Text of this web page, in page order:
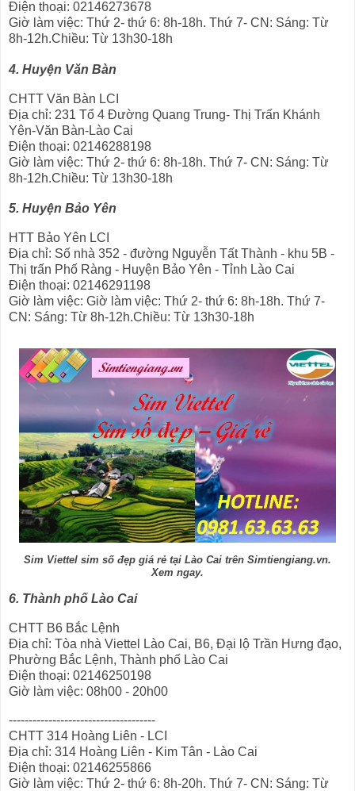
Điện thoại: 02146273678
Giờ làm việc: Thứ 2- thứ 6: 8h-18h. Thứ 7- CN: Sáng: Từ
8h-12h.Chiều: Từ 13h30-18h
4. Huyện Văn Bàn
CHTT Văn Bàn LCI
Địa chỉ: 231 Tổ 4 Đường Quang Trung- Thị Trấn Khánh
Yên-Văn Bàn-Lào Cai
Điện thoại: 02146288198
Giờ làm việc: Thứ 2- thứ 6: 8h-18h. Thứ 7- CN: Sáng: Từ
8h-12h.Chiều: Từ 13h30-18h
5. Huyện Bảo Yên
HTT Bảo Yên LCI
Địa chỉ: Số nhà 352 - đường Nguyễn Tất Thành - khu 5B -
Thị trấn Phố Ràng - Huyện Bảo Yên - Tỉnh Lào Cai
Điện thoại: 02146291198
Giờ làm việc: Giờ làm việc: Thứ 2- thứ 6: 8h-18h. Thứ 7-
CN: Sáng: Từ 8h-12h.Chiều: Từ 13h30-18h
Sim Viettel sim số đẹp giá rẻ tại Lào Cai trên Simtiengiang.vn.
Xem ngay.
6. Thành phố Lào Cai
CHTT B6 Bắc Lệnh
Địa chỉ: Tòa nhà Viettel Lào Cai, B6, Đại lộ Trần Hưng đạo,
Phường Bắc Lệnh, Thành phố Lào Cai
Điện thoại: 02146250198
Giờ làm việc: 08h00 - 20h00
-------------------------------------
CHTT 314 Hoàng Liên - LCI
Địa chỉ: 314 Hoàng Liên - Kim Tân - Lào Cai
Điện thoại: 02146255866
Giờ làm việc: Thứ 2- thứ 6: 8h-20h. Thứ 7- CN: Sáng: Từ